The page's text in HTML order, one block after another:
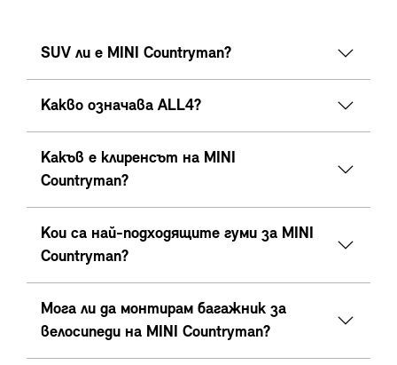
SUV ли е MINI Countryman?
Какво означава ALL4?
Какъв е клиренсът на MINI
Countryman?
Кои са най-подходящите гуми за MINI
Countryman?
Мога ли да монтирам багажник за
велосипеди на MINI Countryman?